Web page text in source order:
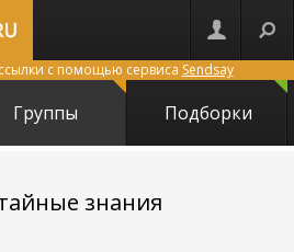
с помощью сервиса Sendsay
Группы Подборки
знания